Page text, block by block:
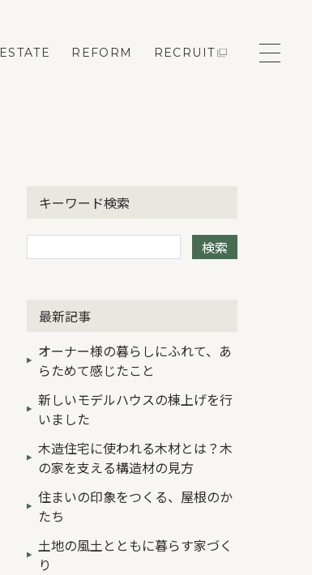
ESTATE REFORM RECRUIT
新築住宅のお問い合わせ
キーワード検索
検索
最新記事
オーナー様の暮らしにふれて、あ
らためて感じたこと
新しいモデルハウスの棟上げを行
いました
木造住宅に使われる木材とは？木
の家を支える構造材の見方
住まいの印象をつくる、屋根のか
たち
土地の風土とともに暮らす家づく
り